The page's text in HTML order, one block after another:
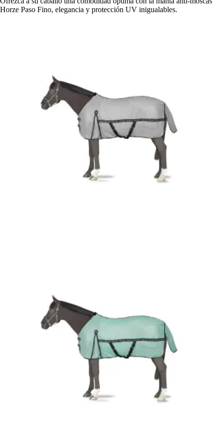
Horze Paso Fino, elegancia y protección UV inigualables.